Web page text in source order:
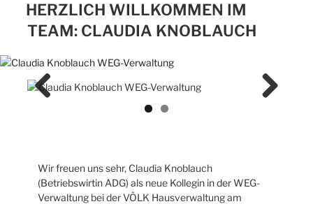
HERZLICH WILLKOMMEN IM
TEAM: CLAUDIA KNOBLAUCH
Wir freuen uns sehr, Claudia Knoblauch
(Betriebswirtin ADG) als neue Kollegin in der WEG-
Verwaltung bei der VÖLK Hausverwaltung am